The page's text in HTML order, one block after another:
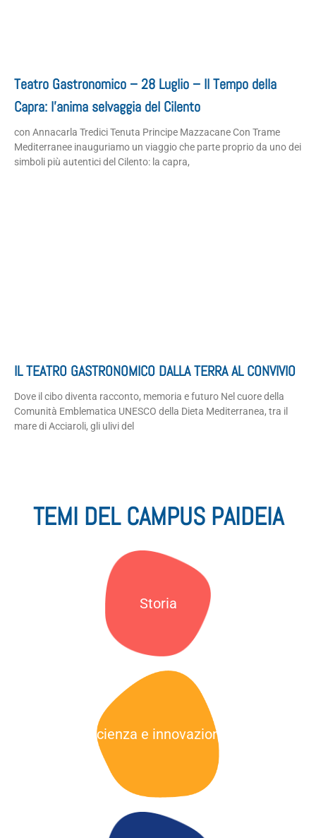
Teatro Gastronomico – 28 Luglio – Il Tempo della
Capra: l’anima selvaggia del Cilento
con Annacarla Tredici Tenuta Principe Mazzacane Con Trame
Mediterranee inauguriamo un viaggio che parte proprio da uno dei
simboli più autentici del Cilento: la capra,
IL TEATRO GASTRONOMICO DALLA TERRA AL CONVIVIO
Dove il cibo diventa racconto, memoria e futuro Nel cuore della
Comunità Emblematica UNESCO della Dieta Mediterranea, tra il
mare di Acciaroli, gli ulivi del
TEMI DEL CAMPUS PAIDEIA
Storia
Scienza e innovazione